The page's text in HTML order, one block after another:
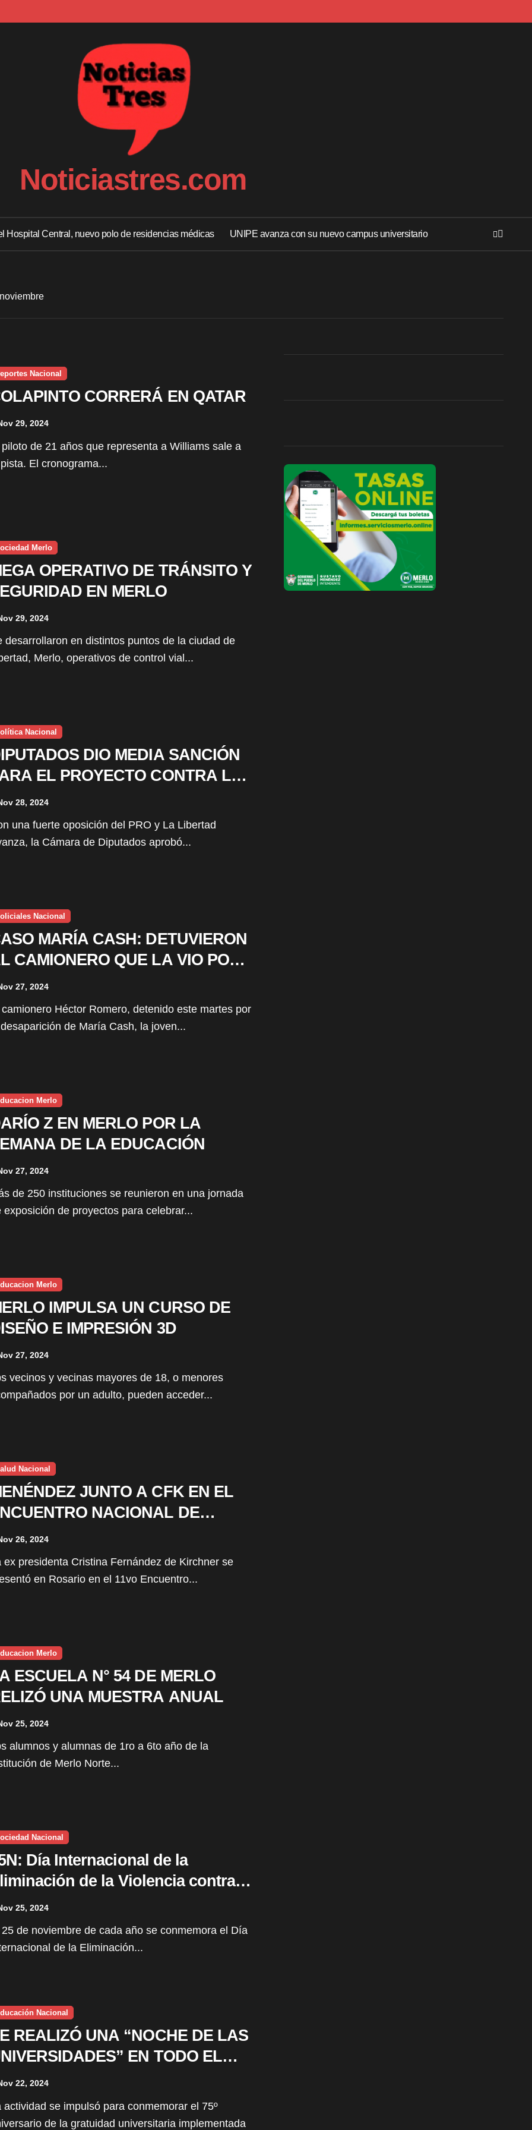
Noticiastres.com
Hospital Central, nuevo polo de residencias médicas UNIPE avanza con su nuevo campus universitario
noviembre
Nacional
CORRERÁ EN QATAR
29, 2024
El cronograma...
Merlo
OPERATIVO DE TRÁNSITO Y
EN MERLO
29, 2024
Merlo, operativos de control vial...
Nacional
DIO MEDIA SANCIÓN
EL PROYECTO CONTRA LA
28, 2024
la Cámara de Diputados aprobó...
Nacional
MARÍA CASH: DETUVIERON
CAMIONERO QUE LA VIO POR
VEZ
27, 2024
desaparición de María Cash, la joven...
Merlo
Z EN MERLO POR LA
DE LA EDUCACIÓN
27, 2024
exposición de proyectos para celebrar...
Merlo
IMPULSA UN CURSO DE
E IMPRESIÓN 3D
27, 2024
por un adulto, pueden acceder...
Nacional
JUNTO A CFK EN EL
NACIONAL DE
26, 2024
en Rosario en el 11vo Encuentro...
Merlo
ESCUELA N° 54 DE MERLO
UNA MUESTRA ANUAL
25, 2024
de Merlo Norte...
Nacional
Día Internacional de la
de la Violencia contra
mujer
25, 2024
de la Eliminación...
Nacional
REALIZÓ UNA “NOCHE DE LAS
EN TODO EL
22, 2024
de la gratuidad universitaria implementada